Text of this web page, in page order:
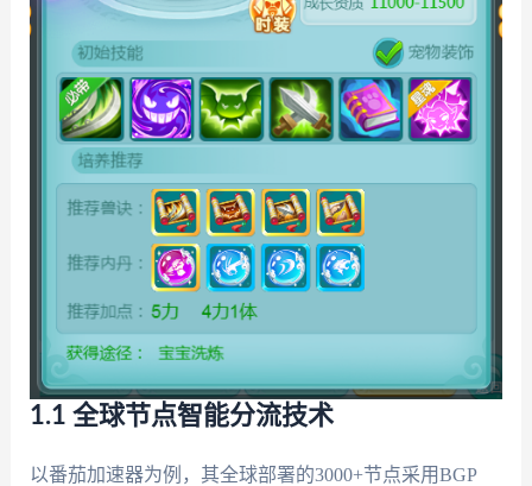
1.1 全球节点智能分流技术
以番茄加速器为例，其全球部署的3000+节点采用BGP